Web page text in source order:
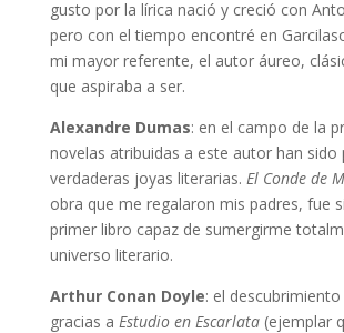
gusto por la lírica nació y creció con
pero con el tiempo encontré en
mi mayor referente, el autor áureo,
que aspiraba a ser.
Alexandre Dumas: en el campo de la
novelas atribuidas a este autor han sido
verdaderas joyas literarias. El Conde de
obra que me regalaron mis padres, fue
primer libro capaz de sumergirme
universo literario.
Arthur Conan Doyle: el
gracias a Estudio en Escarlata(ejemplar